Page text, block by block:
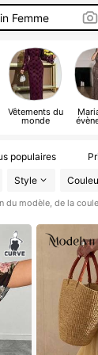
été
Vêtements du
monde
populaires
Style
du modèle, de la